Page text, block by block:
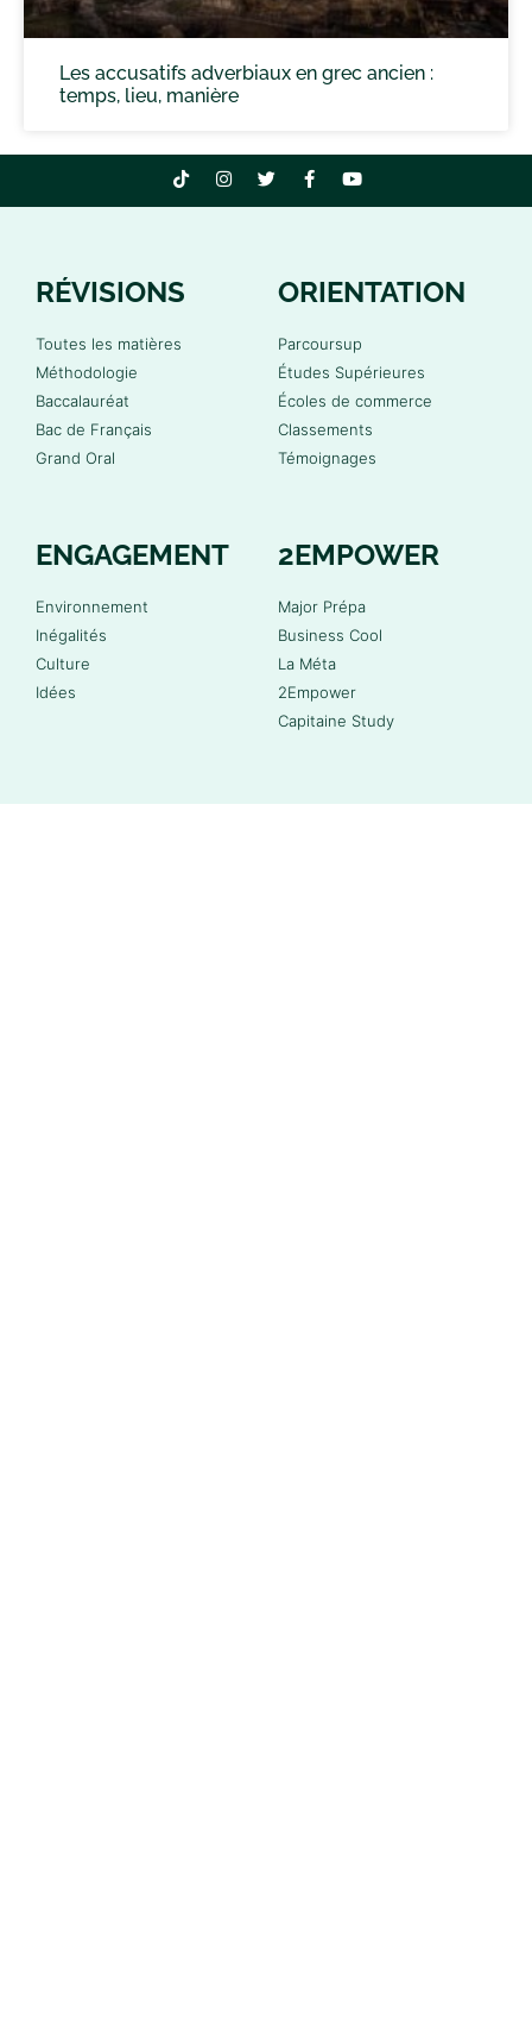
Les accusatifs adverbiaux en grec ancien :
temps, lieu, manière
RÉVISIONS
Toutes les matières
Méthodologie
Baccalauréat
Bac de Français
Grand Oral
ORIENTATION
Parcoursup
Études Supérieures
Écoles de commerce
Classements
Témoignages
ENGAGEMENT
Environnement
Inégalités
Culture
Idées
2EMPOWER
Major Prépa
Business Cool
La Méta
2Empower
Capitaine Study